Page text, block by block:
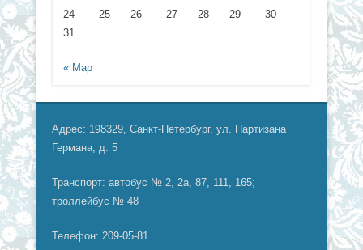
24
25 26 27 28 29
30
31
« Мар
Адрес: 198329, Санкт-Петербург, ул. Партизана
Германа, д. 5
Транспорт: автобус № 2, 2а, 87, 111, 165;
троллейбус № 48
Телефон: 209-05-81